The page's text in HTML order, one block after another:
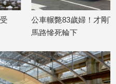
下車繞車頭穿越
接體車轉
死74歲騎士